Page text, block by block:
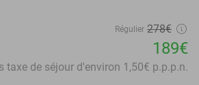
Régulier 278€
189€
taxe de séjour d'environ 1,50€ p.p.p.n.